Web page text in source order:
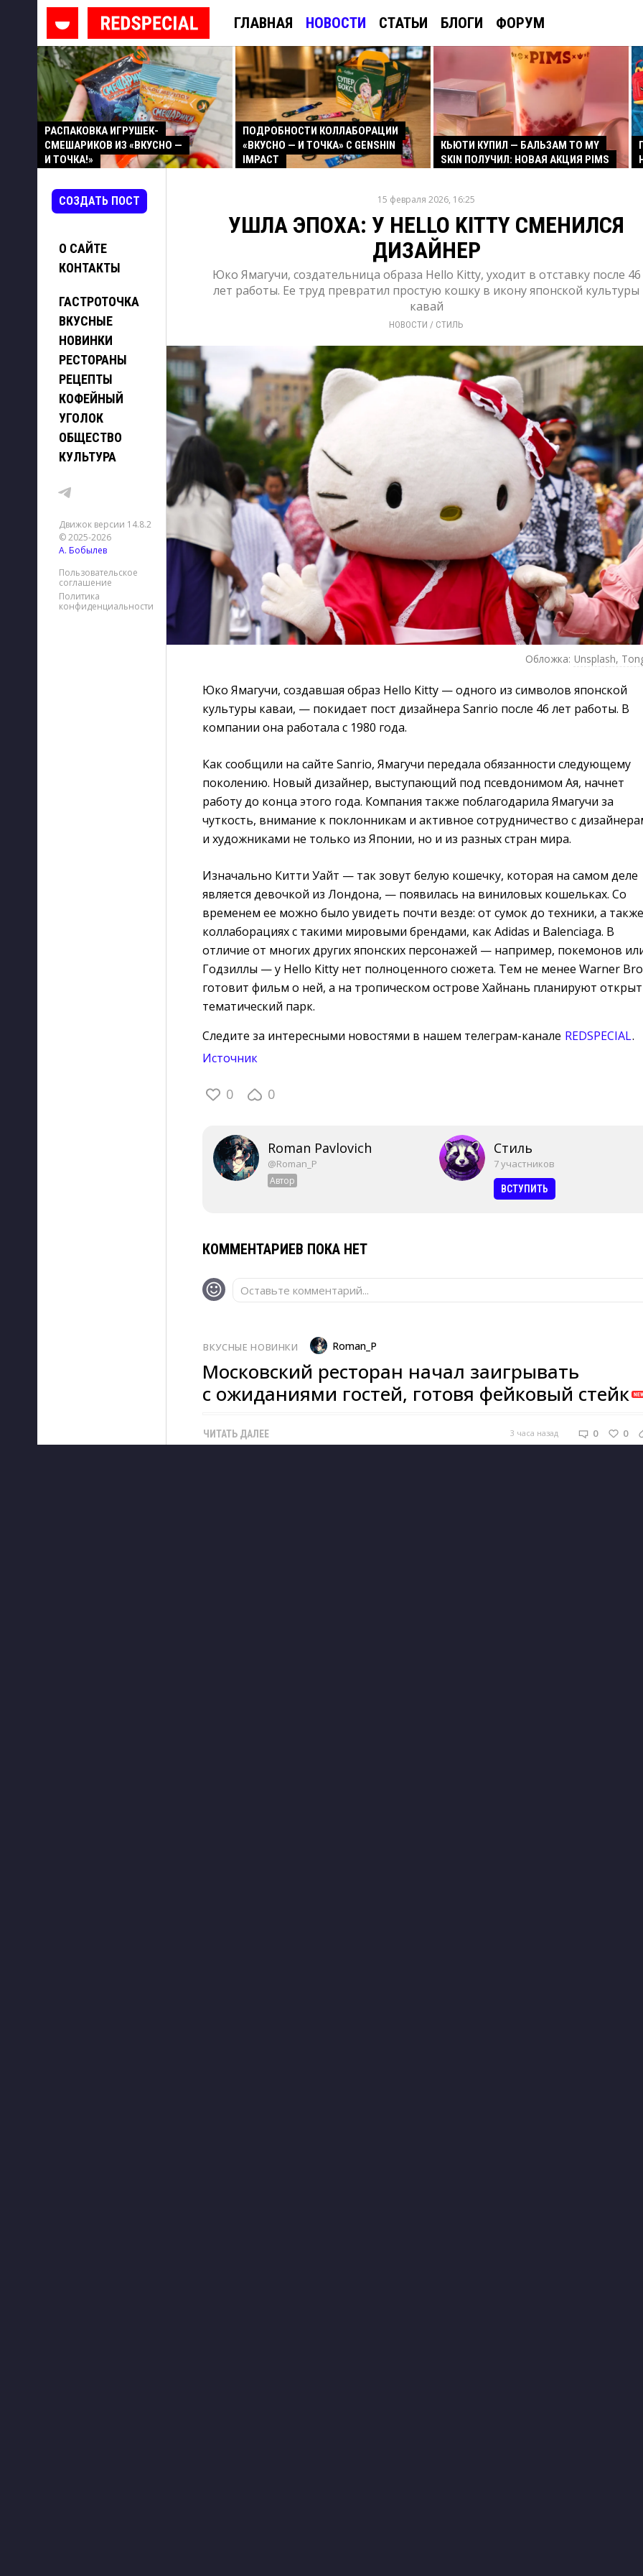
ГЛАВНАЯ НОВОСТИ СТАТЬИ БЛОГИ ФОРУМ
РАСПАКОВКА ИГРУШЕК-
СМЕШАРИКОВ ИЗ «ВКУСНО —
И ТОЧКА!»
ПОДРОБНОСТИ КОЛЛАБОРАЦИИ
«ВКУСНО — И ТОЧКА» С GENSHIN
IMPACT
КЬЮТИ КУПИЛ — БАЛЬЗАМ TO MY
SKIN ПОЛУЧИЛ: НОВАЯ АКЦИЯ PIMS
СОЗДАТЬ ПОСТ
О САЙТЕ
КОНТАКТЫ
ГАСТРОТОЧКА
ВКУСНЫЕ
НОВИНКИ
РЕСТОРАНЫ
РЕЦЕПТЫ
КОФЕЙНЫЙ
УГОЛОК
ОБЩЕСТВО
КУЛЬТУРА
Движок версии 14.8.2
© 2025-2026
А. Бобылев
Пользовательское
соглашение
Политика
конфиденциальности
15 февраля 2026, 16:25
УШЛА ЭПОХА: У HELLO KITTY СМЕНИЛСЯ
ДИЗАЙНЕР
Юко Ямагучи, создательница образа Hello Kitty, уходит в отставку после 46
лет работы. Ее труд превратил простую кошку в икону японской культуры
кавай
НОВОСТИ / СТИЛЬ
Обложка: Unsplash,
Юко Ямагучи, создавшая образ Hello Kitty — одного из символов японской
культуры каваи, — покидает пост дизайнера Sanrio после 46 лет работы. В
компании она работала с 1980 года.
Как сообщили на сайте Sanrio, Ямагучи передала обязанности следующему
поколению. Новый дизайнер, выступающий под псевдонимом Ая, начнет
работу до конца этого года. Компания также поблагодарила Ямагучи за
чуткость, внимание к поклонникам и активное сотрудничество с
и художниками не только из Японии, но и из разных стран мира.
Изначально Китти Уайт — так зовут белую кошечку, которая на самом деле
является девочкой из Лондона, — появилась на виниловых кошельках. Со
временем ее можно было увидеть почти везде: от сумок до техники, а
коллаборациях с такими мировыми брендами, как Adidas и Balenciaga. В
отличие от многих других японских персонажей — например, покемонов
Годзиллы — у Hello Kitty нет полноценного сюжета. Тем не менее Warner
готовит фильм о ней, а на тропическом острове Хайнань планируют
тематический парк.
Следите за интересными новостями в нашем телеграм-канале REDSPECIAL.
Источник
0 0
Roman Pavlovich
@Roman_P
Автор
Стиль
7 участников
ВСТУПИТЬ
КОММЕНТАРИЕВ ПОКА НЕТ
Оставьте комментарий...
ВКУСНЫЕ НОВИНКИ Roman_P
Московский ресторан начал заигрывать
с ожиданиями гостей, готовя фейковый стейк